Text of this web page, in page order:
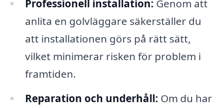
Professionell installation: Genom att
anlita en golvläggare säkerställer du
att installationen görs på rätt sätt,
vilket minimerar risken för problem i
framtiden.
Reparation och underhåll: Om du har